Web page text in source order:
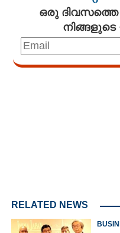
ഒരു
RELATED NEWS